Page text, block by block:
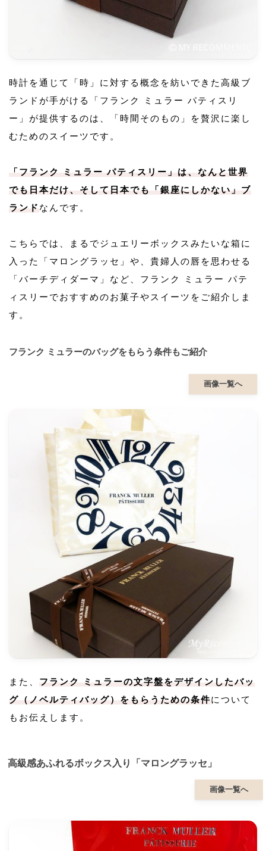
時計を通じて「時」に対する概念を紡いできた高級ブ
ランドが手がける「フランク ミュラー パティスリ
ー」が提供するのは、「時間そのもの」を贅沢に楽し
むためのスイーツです。
「フランク ミュラー パティスリー」は、なんと世界
でも日本だけ、そして日本でも「銀座にしかない」ブ
ランド なんです。
こちらでは、まるでジュエリーボックスみたいな箱に
入った「マロングラッセ」や、貴婦人の唇を思わせる
「バーチディダーマ」など、フランク ミュラー パテ
ィスリーでおすすめのお菓子やスイーツをご紹介しま
す。
フランク ミュラーのバッグをもらう条件もご紹介
画像一覧へ
また、 フランク ミュラーの文字盤をデザインしたバッ
グ（ノベルティバッグ）をもらうための条件について
もお伝えします。
高級感あふれるボックス入り「マロングラッセ」
画像一覧へ